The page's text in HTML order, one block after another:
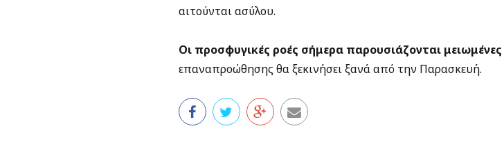
αιτούνται ασύλου.
Οι προσφυγικές ροές σήμερα παρουσιάζονται μειωμένες
επαναπροώθησης θα ξεκινήσει ξανά από την Παρασκευή.